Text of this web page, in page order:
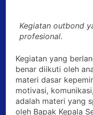
Kegiatan outbond
profesional.
Kegiatan yang
benar diikuti oleh
materi dasar
motivasi,
adalah materi yang
oleh Bapak Kepala